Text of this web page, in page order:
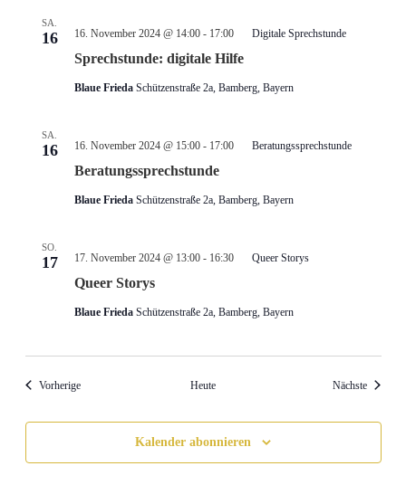
SA.
16
Sprechstunde: digitale Hilfe
16. November 2024 @ 14:00- 17:00 Digitale Sprechstunde
Blaue Frieda Schützenstraße 2a, Bamberg, Bayern
SA.
16
Beratungssprechstunde
16. November 2024 @ 15:00- 17:00 Beratungssprechstunde
Blaue Frieda Schützenstraße 2a, Bamberg, Bayern
SO.
17
Queer Storys
17. November 2024 @ 13:00- 16:30 Queer Storys
Blaue Frieda Schützenstraße 2a, Bamberg, Bayern
VorherigeVeranstaltungen Heute Nächste
Kalender abonnieren